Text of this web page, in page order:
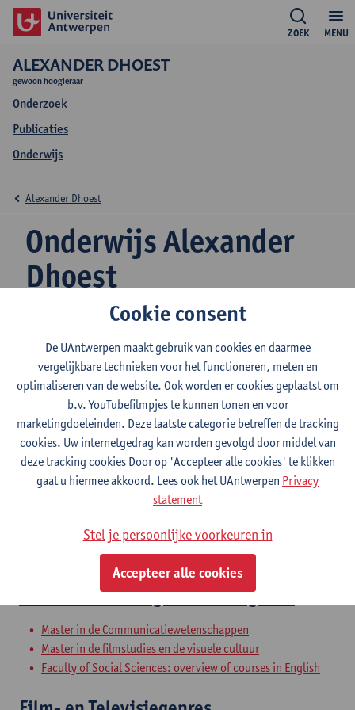
MENU
ZOEK
ALEXANDER DHOEST
gewoon hoogleraar
Onderzoek
Publicaties
Onderwijs
Onderwijs Alexander
Dhoest
Alexander Dhoest
2026-2027 2025-2026 2024-2025
Bachelorproef: Leeronderzoek
communicatiewetenschappen I
Bachelor in de communicatiewetenschappen
Bachelorproef: Leeronderzoek
communicatiewetenschappen II
Bachelor in de communicatiewetenschappen
Television and Digital Convergence
Master in de Communicatiewetenschappen
Master in de filmstudies en de visuele cultuur
Faculty of Social Sciences: overview of courses in English
Cookie consent
De UAntwerpen maakt gebruik van cookies en daarmee
vergelijkbare technieken voor het functioneren, meten en
optimaliseren van de website. Ook worden er cookies geplaatst om
b.v. YouTubefilmpjes te kunnen tonen en voor
marketingdoeleinden. Deze laatste categorie betreffen de tracking
cookies. Uw internetgedrag kan worden gevolgd door middel van
deze tracking cookies Door op 'Accepteer alle cookies' te klikken
gaat u hiermee akkoord. Lees ook het UAntwerpen Privacy
statement
Stel je persoonlijke voorkeuren in
Accepteer alle cookies